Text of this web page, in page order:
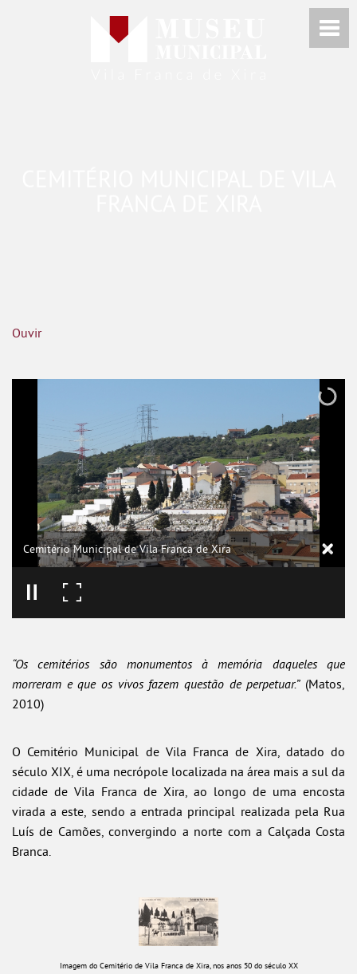
Ouvir
Cemitério Municipal de Vila Franca de Xira
“Os cemitérios são monumentos à memória daqueles que
morreram e que os vivos fazem questão de perpetuar.”(Matos,
2010)
O Cemitério Municipal de Vila Franca de Xira, datado do
século XIX, é uma necrópole localizada na área mais a sul da
cidade de Vila Franca de Xira, ao longo de uma encosta
virada a este, sendo a entrada principal realizada pela Rua
Luís de Camões, convergindo a norte com a Calçada Costa
Branca.
Imagem do Cemitério de Vila Franca de Xira, nos anos 50 do século XX